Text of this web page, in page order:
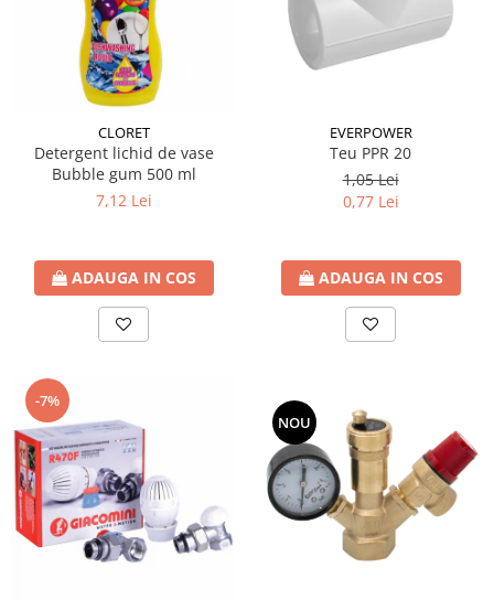
CLORET
Detergent lichid de vase
Bubble gum 500 ml
7,12 Lei
ADAUGA IN COS
EVERPOWER
Teu PPR 20
1,05 Lei
0,77 Lei
ADAUGA IN COS
-7%
NOU